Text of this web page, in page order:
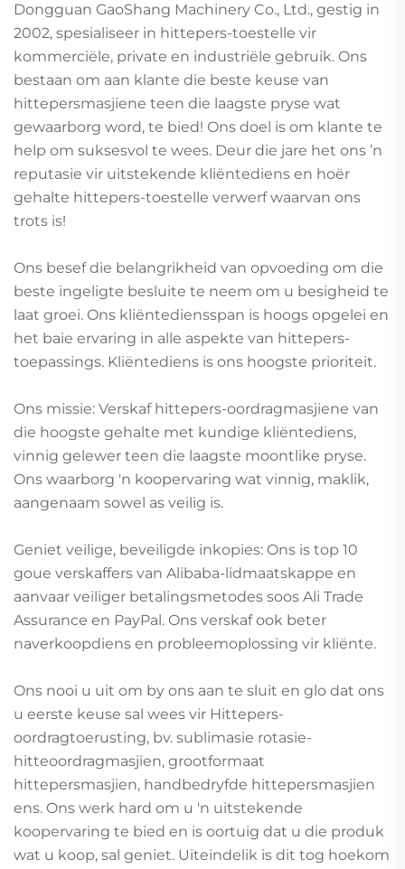
Dongguan GaoShang Machinery Co., Ltd., gestig in
2002, spesialiseer in hittepers-toestelle vir
kommerciële, private en industriële gebruik. Ons
bestaan om aan klante die beste keuse van
hittepersmasjiene teen die laagste pryse wat
gewaarborg word, te bied! Ons doel is om klante te
help om suksesvol te wees. Deur die jare het ons ’n
reputasie vir uitstekende kliëntediens en hoër
gehalte hittepers-toestelle verwerf waarvan ons
trots is!
Ons besef die belangrikheid van opvoeding om die
beste ingeligte besluite te neem om u besigheid te
laat groei. Ons kliëntediensspan is hoogs opgelei en
het baie ervaring in alle aspekte van hittepers-
toepassings. Kliëntediens is ons hoogste prioriteit.
Ons missie: Verskaf hittepers-oordragmasjiene van
die hoogste gehalte met kundige kliëntediens,
vinnig gelewer teen die laagste moontlike pryse.
Ons waarborg 'n koopervaring wat vinnig, maklik,
aangenaam sowel as veilig is.
Geniet veilige, beveiligde inkopies: Ons is top 10
goue verskaffers van Alibaba-lidmaatskappe en
aanvaar veiliger betalingsmetodes soos Ali Trade
Assurance en PayPal. Ons verskaf ook beter
naverkoopdiens en probleemoplossing vir kliënte.
Ons nooi u uit om by ons aan te sluit en glo dat ons
u eerste keuse sal wees vir Hittepers-
oordragtoerusting, bv. sublimasie rotasie-
hitteoordragmasjien, grootformaat
hittepersmasjien, handbedryfde hittepersmasjien
ens. Ons werk hard om u 'n uitstekende
koopervaring te bied en is oortuig dat u die produk
wat u koop, sal geniet. Uiteindelik is dit tog hoekom